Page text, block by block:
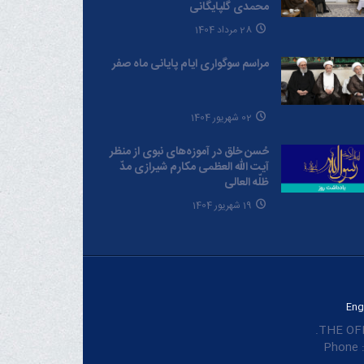
محمدی گلپایگانی
28 مرداد 1404
مراسم سوگواری ایام پایانی ماه صفر
02 شهریور 1404
حُسن خلق در آموزه‌های نبوی از منظر
آیت الله العظمی مکارم شیرازی مدّ
ظلّه العالی
19 شهریور 1404
THE
Phone